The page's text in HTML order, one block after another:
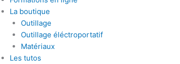
La boutique
Outillage
Outillage éléctroportatif
Matériaux
Les tutos